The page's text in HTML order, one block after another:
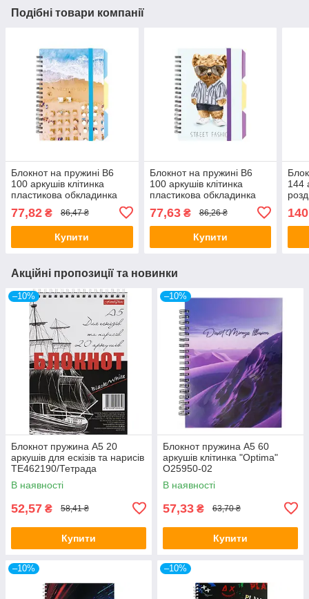
Подібні товари компанії
Блокнот на пружині B6
100 аркушів клітинка
пластикова обкладинка
розділювачем O20358-
26/Optima
77,82 ₴ 86,47 ₴
Купити
Блокнот на пружині B6
100 аркушів клітинка
пластикова обкладинка
розділювачем O20358-
30/Optima
77,63₴ 86,26 ₴
Купити
144
Акційні пропозиції та новинки
–10%
Блокнот пружина А5 20
аркушів для ескізів та нарисів
ТЕ462190/Тетрада
В наявності
52,57 ₴ 58,41 ₴
Купити
–10%
Блокнот пружина А5 60
аркушів клітинка "Optima"
O25950-02
В наявності
57,33 ₴ 63,70 ₴
Купити
–10% –10%